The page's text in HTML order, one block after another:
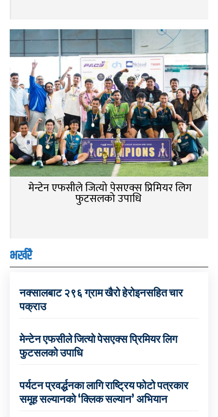
मेन्टेन एफसीले जित्यो पेसएक्स प्रिमियर लिग
फुटसलको उपाधि
भर्खरै
नक्सालबाट २९६ ग्राम खैरो हेरोइनसहित चार
पक्राउ
मेन्टेन एफसीले जित्यो पेसएक्स प्रिमियर लिग
फुटसलको उपाधि
पर्यटन प्रवर्द्धनका लागि राष्ट्रिय फोटो पत्रकार
समूह सल्यानको ‘क्लिक सल्यान’ अभियान